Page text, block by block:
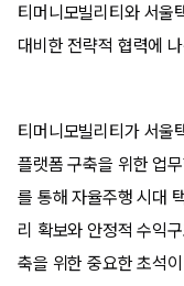
티머니모빌리티와 서울
대비한 전략적 협력에
티머니모빌리티가 서울
플랫폼 구축을 위한 업
를 통해 자율주행 시대
리 확보와 안정적 수익
축을 위한 중요한 초석